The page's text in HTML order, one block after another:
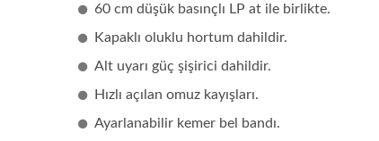
60 cm düşük basınçlı LP at ile birlikte.
Kapaklı oluklu hortum dahildir.
Alt uyarı güç şişirici dahildir.
Hızlı açılan omuz kayışları.
Ayarlanabilir kemer bel bandı.